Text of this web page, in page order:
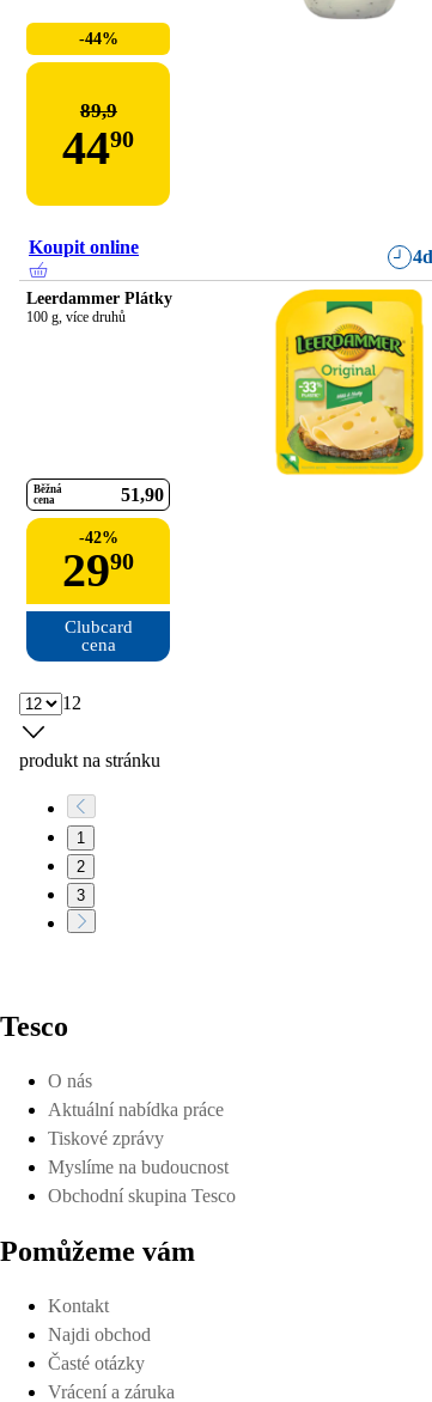
-44%
89,9
4490
Koupit online
Leerdammer Plátky
100 g, více druhů
Běžná
cena
51 90
-42%
2990
Clubcard
cena
12
produkt na stránku
1
2
3
Tesco
O nás
Aktuální nabídka práce
Tiskové zprávy
Myslíme na budoucnost
Obchodní skupina Tesco
Pomůžeme vám
Kontakt
Najdi obchod
Časté otázky
Vrácení a záruka